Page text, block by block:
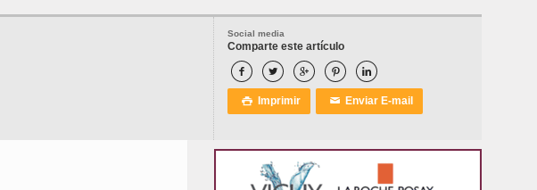
Social media
Comparte este artículo
    
 Imprimir ✉ Enviar E-mail